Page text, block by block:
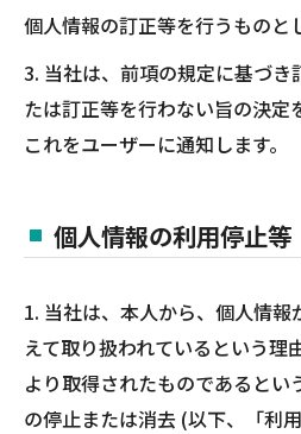
個人情報の訂正等を行うものと
3. 当社は、前項の規定に基づき
たは訂正等を行わない旨の決定
これをユーザーに通知します。
個人情報の利用停止等
1. 当社は、本人から、個人情
えて取り扱われているという理
より取得されたものであるとい
の停止または消去 (以下、「利